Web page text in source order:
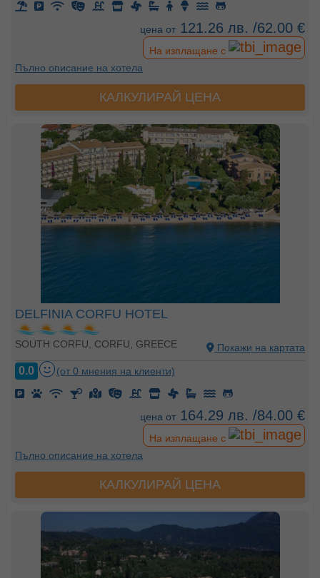
цена от 121.26 лв. /62.00 €
На изплащане с
Пълно описание на хотела
КАЛКУЛИРАЙ ЦЕНА
DELFINIA CORFU HOTEL
SOUTH CORFU, CORFU, GREECE Покажи на картата
0.0 (от 0 мнения на клиенти)
цена от 164.29 лв. /84.00 €
На изплащане с
Пълно описание на хотела
КАЛКУЛИРАЙ ЦЕНА